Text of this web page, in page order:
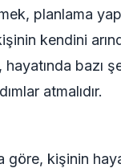
planlama
kendini
bazı
atmalıdır.
kişinin